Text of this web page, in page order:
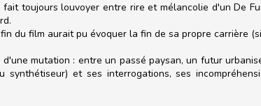
toujours louvoyer entre rire et mélancolie d'un De
du film aurait pu évoquer la fin de sa propre carrière
mutation : entre un passé paysan, un futur
synthétiseur) et ses interrogations, ses